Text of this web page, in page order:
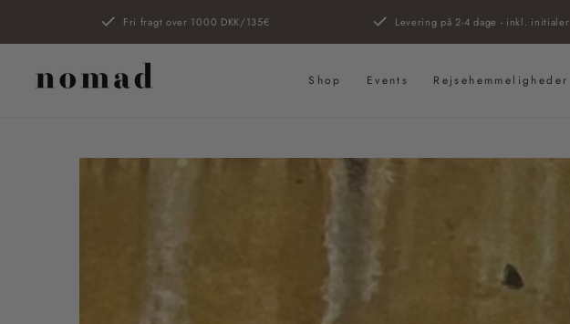
Fri fragt over 1000 DKK/135€ Levering på 2-4 dage - inkl. initialer
Shop Events Rejsehemmeligheder